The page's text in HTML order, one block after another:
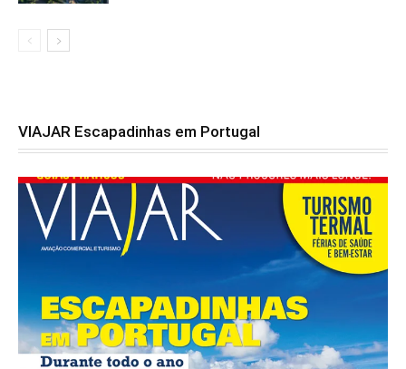
VIAJAR Escapadinhas em Portugal